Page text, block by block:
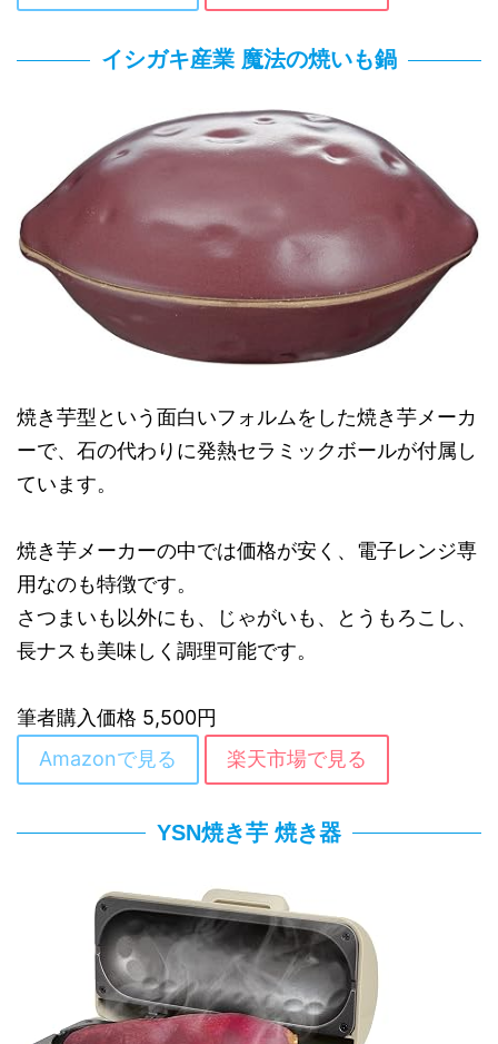
イシガキ産業 魔法の焼いも鍋
焼き芋型という面白いフォルムをした焼き芋メーカ
ーで、石の代わりに発熱セラミックボールが付属し
ています。
焼き芋メーカーの中では価格が安く、電子レンジ専
用なのも特徴です。
さつまいも以外にも、じゃがいも、とうもろこし、
長ナスも美味しく調理可能です。
筆者購入価格 5,500円
Amazonで見る
楽天市場で見る
YSN焼き芋 焼き器